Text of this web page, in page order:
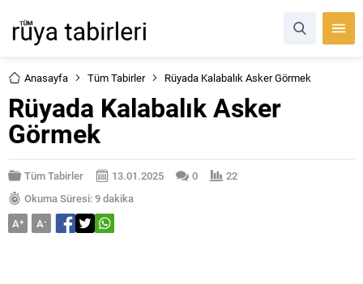
Anasayfa Tüm Tabirler Rüyada Kalabalık Asker Görmek
Rüyada Kalabalık Asker
Görmek
Tüm Tabirler 13.01.2025 0
22
Okuma Süresi: 9 dakika
A+ A-